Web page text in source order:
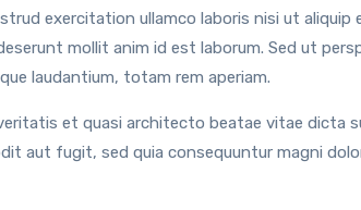
exercitation ullamco laboris nisi ut
mollit anim id est laborum. Sed ut
laudantium, totam rem aperiam.
et quasi architecto beatae vitae dicta
aut fugit, sed quia consequuntur magni